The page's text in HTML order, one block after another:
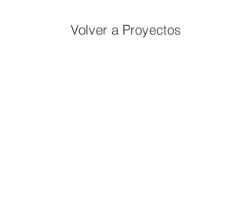
Volver a Proyectos